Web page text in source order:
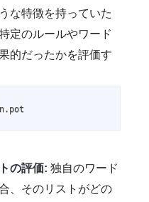
な特徴を持っていた
定のルールやワード
的だったかを評価す
の評価: 独自のワード
、そのリストがどの